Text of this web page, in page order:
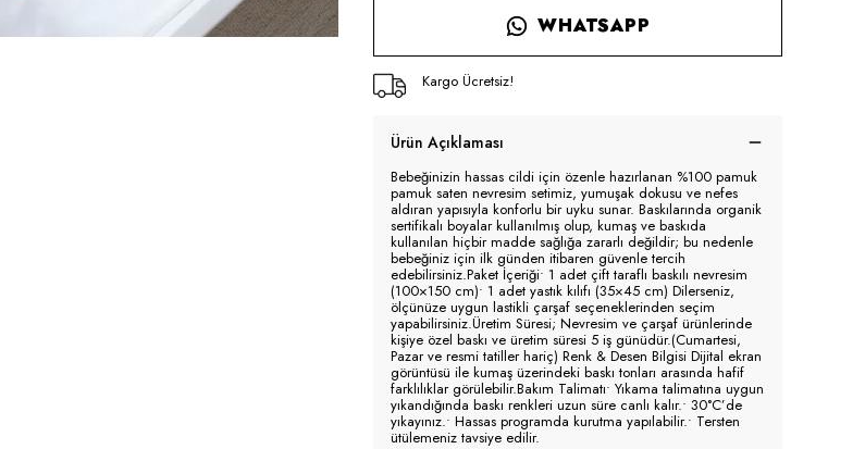
WHATSAPP
Kargo Ücretsiz!
Ürün Açıklaması
Bebeğinizin hassas cildi için özenle hazırlanan %100 pamuk
pamuk saten nevresim setimiz, yumuşak dokusu ve nefes
aldıran yapısıyla konforlu bir uyku sunar. Baskılarında organik
sertifikalı boyalar kullanılmış olup, kumaş ve baskıda
kullanılan hiçbir madde sağlığa zararlı değildir; bu nedenle
bebeğiniz için ilk günden itibaren güvenle tercih
edebilirsiniz.Paket İçeriği• 1 adet çift taraflı baskılı nevresim
(100×150 cm)• 1 adet yastık kılıfı (35×45 cm) Dilerseniz,
ölçünüze uygun lastikli çarşaf seçeneklerinden seçim
yapabilirsiniz.Üretim Süresi; Nevresim ve çarşaf ürünlerinde
kişiye özel baskı ve üretim süresi 5 iş günüdür.(Cumartesi,
Pazar ve resmi tatiller hariç) Renk & Desen Bilgisi Dijital ekran
görüntüsü ile kumaş üzerindeki baskı tonları arasında hafif
farklılıklar görülebilir.Bakım Talimatı• Yıkama talimatına uygun
yıkandığında baskı renkleri uzun süre canlı kalır.• 30°C’de
yıkayınız.• Hassas programda kurutma yapılabilir.• Tersten
ütülemeniz tavsiye edilir.